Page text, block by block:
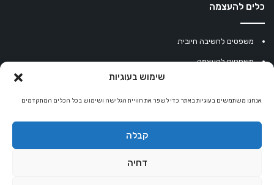
שימוש בעוגיות
אנחנו משתמשים בעוגיות באתר כדי לשפר את חוויית הגלישה ושימוש בכל הכלים המתקדמים
קבלה
דחיה
כלים להעצמה
משפטים לחשיבה חיובית
משפטים להעצמה
מחשבון נומרולוגיה
קריסטלים למזלות